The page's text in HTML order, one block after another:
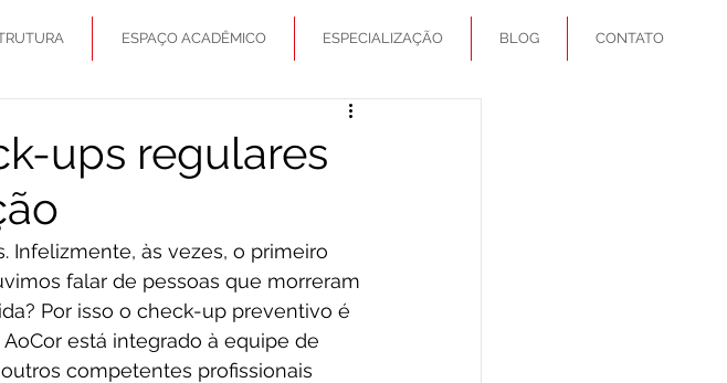
ESPAÇO ACADÊMICO ESPECIALIZAÇÃO BLOG CONTATO
ups regulares
Infelizmente, às vezes, o primeiro
falar de pessoas que morreram
Por isso o check-up preventivo é
está integrado à equipe de
competentes profissionais